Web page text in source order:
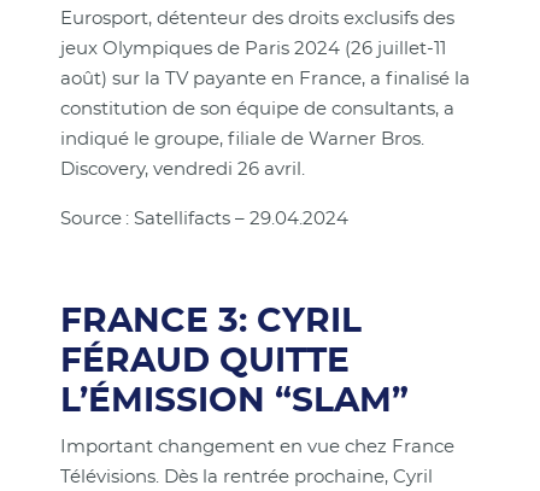
Eurosport, détenteur des droits exclusifs des
jeux Olympiques de Paris 2024 (26 juillet-11
août) sur la TV payante en France, a finalisé la
constitution de son équipe de consultants, a
indiqué le groupe, filiale de Warner Bros.
Discovery, vendredi 26 avril.
Source : Satellifacts – 29.04.2024
FRANCE 3: CYRIL
FÉRAUD QUITTE
L’ÉMISSION “SLAM”
Important changement en vue chez France
Télévisions. Dès la rentrée prochaine, Cyril